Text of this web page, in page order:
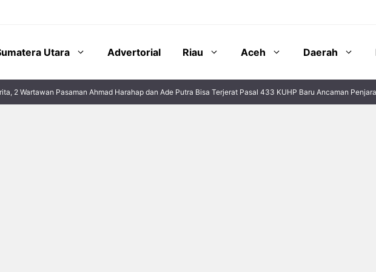
Utara Advertorial Riau Aceh Daerah
2 Wartawan Pasaman Ahmad Harahap dan Ade Putra Bisa Terjerat Pasal 433 KUHP Baru Ancaman